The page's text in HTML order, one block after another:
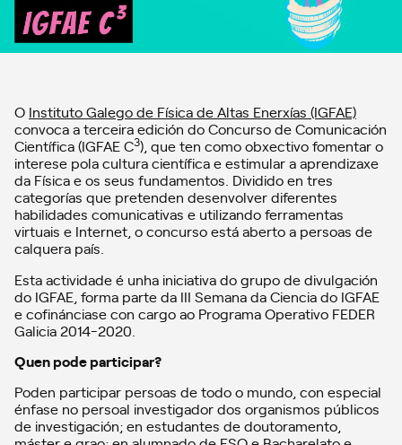
O Instituto Galego de Física de Altas Enerxías (IGFAE)
convoca a terceira edición do Concurso de Comunicación
Científica (IGFAE C3), que ten como obxectivo fomentar o
interese pola cultura científica e estimular a aprendizaxe
da Física e os seus fundamentos. Dividido en tres
categorías que pretenden desenvolver diferentes
habilidades comunicativas e utilizando ferramentas
virtuais e Internet, o concurso está aberto a persoas de
calquera país.
Esta actividade é unha iniciativa do grupo de divulgación
do IGFAE, forma parte da III Semana da Ciencia do IGFAE
e cofinánciase con cargo ao Programa Operativo FEDER
Galicia 2014-2020.
Quen pode participar?
Poden participar persoas de todo o mundo, con especial
énfase no persoal investigador dos organismos públicos
de investigación; en estudantes de doutoramento,